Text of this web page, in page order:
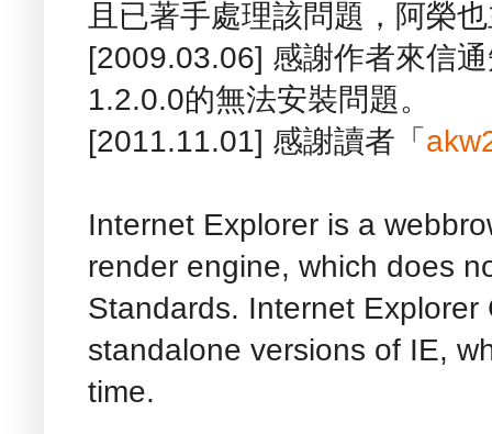
且已著手處理該問題，阿榮
[2009.03.06] 感謝作者來信
1.2.0.0的無法安裝問題。
[2011.11.01] 感謝讀者「
Internet Explorer is a
render engine, which does
Standards. Internet
standalone versions of IE,
time.